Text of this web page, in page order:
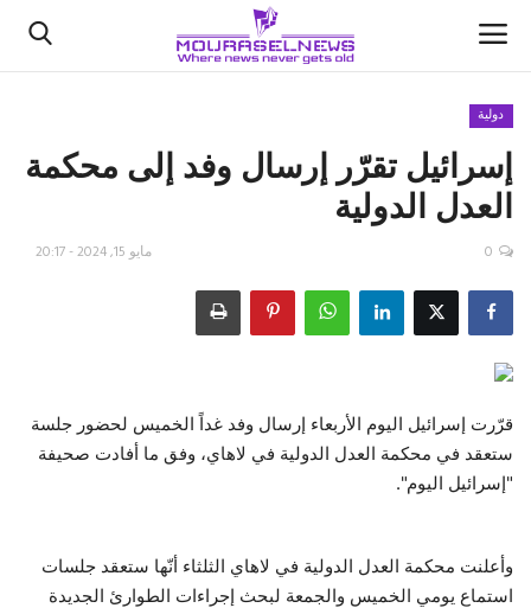
الأخبار
كتّابنا
اقتصاد
رياضة
حياة
دولية
إسرائيل تقرّر إرسال وفد إلى محكمة
العدل الدولية
مايو 15, 2024 - 20:17 0
قرّرت إسرائيل اليوم الأربعاء إرسال وفد غداً الخميس لحضور جلسة
ستعقد في محكمة العدل الدولية في لاهاي، وفق ما أفادت صحيفة
"إسرائيل اليوم".
وأعلنت محكمة العدل الدولية في لاهاي الثلثاء أنّها ستعقد جلسات
استماع يومي الخميس والجمعة لبحث إجراءات الطوارئ الجديدة